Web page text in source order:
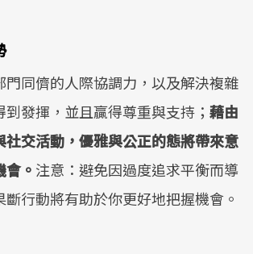
門同儕的人際協調力，以及解決複雜
發揮，並且贏得尊重與支持； 藉由
社交活動，優雅與公正的態將帶來意
。 注意：避免因過度追求平衡而導
行動將有助於你更好地把握機會。